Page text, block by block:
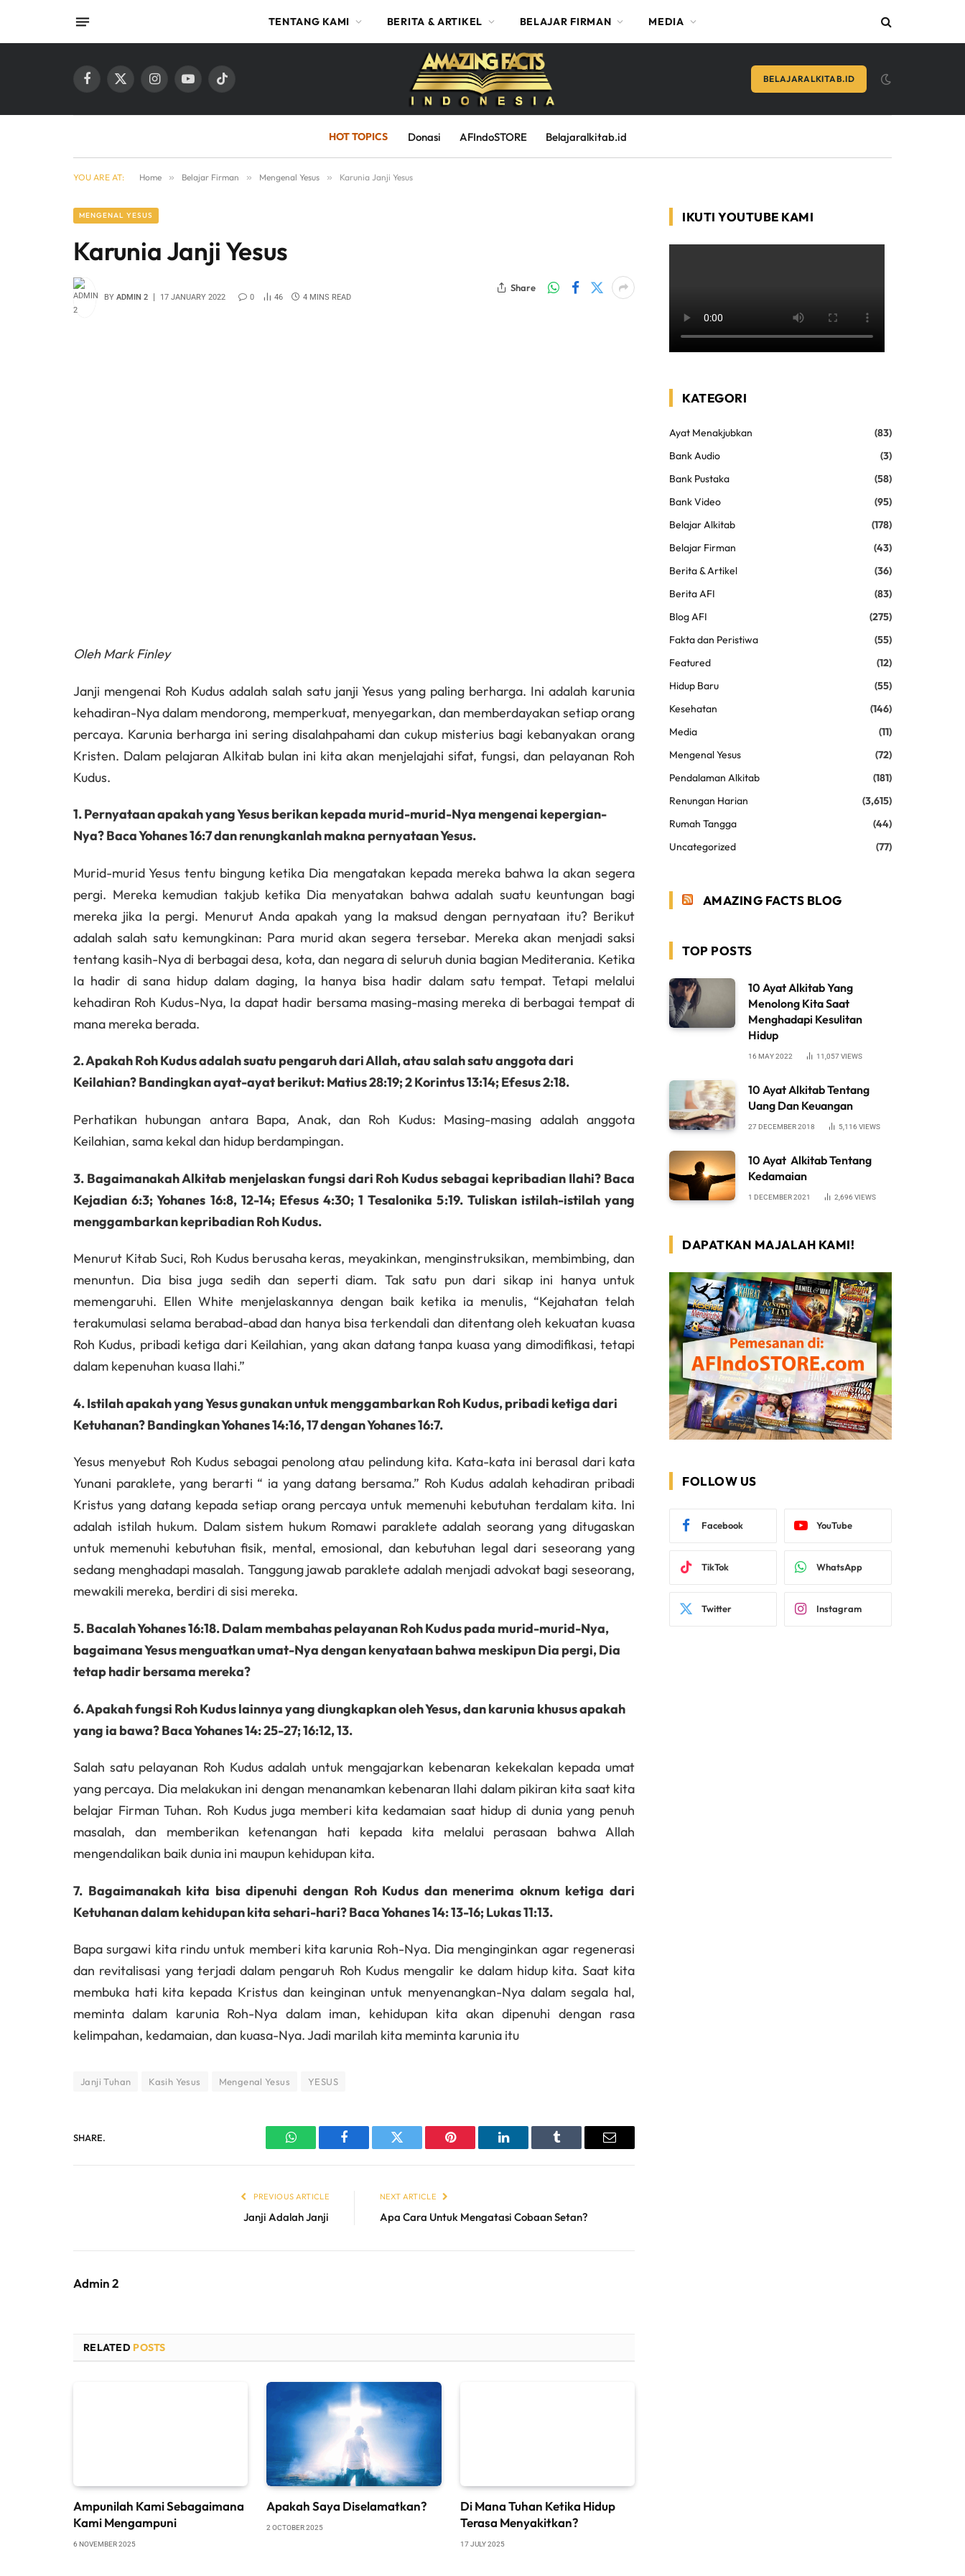
TENTANG KAMI BERITA & ARTIKEL BELAJAR FIRMAN MEDIA
Facebook
X
InstagramYouTubeTikTok BELAJARALKITAB.ID
HOT TOPICS Donasi AFIndoSTORE Belajaralkitab.id
YOU ARE AT: Home » Belajar Firman » Mengenal Yesus » Karunia Janji Yesus
MENGENAL YESUS
Karunia Janji Yesus
BY ADMIN 2 17 JANUARY 2022 0 46 4 MINS READ
Share
Oleh Mark Finley
Janji mengenai Roh Kudus adalah salah satu janji Yesus yang paling berharga. Ini adalah karunia
kehadiran-Nya dalam mendorong, memperkuat, menyegarkan, dan memberdayakan setiap orang
percaya. Karunia berharga ini sering disalahpahami dan cukup misterius bagi kebanyakan orang
Kristen. Dalam pelajaran Alkitab bulan ini kita akan menjelajahi sifat, fungsi, dan pelayanan Roh
Kudus.
1. Pernyataan apakah yang Yesus berikan kepada murid-murid-Nya mengenai kepergian-
Nya? Baca Yohanes 16:7 dan renungkanlah makna pernyataan Yesus.
Murid-murid Yesus tentu bingung ketika Dia mengatakan kepada mereka bahwa Ia akan segera
pergi. Mereka kemudian takjub ketika Dia menyatakan bahwa adalah suatu keuntungan bagi
mereka jika Ia pergi. Menurut Anda apakah yang Ia maksud dengan pernyataan itu? Berikut
adalah salah satu kemungkinan: Para murid akan segera tersebar. Mereka akan menjadi saksi
tentang kasih-Nya di berbagai desa, kota, dan negara di seluruh dunia bagian Mediterania. Ketika
Ia hadir di sana hidup dalam daging, Ia hanya bisa hadir dalam satu tempat. Tetapi melalui
kehadiran Roh Kudus-Nya, Ia dapat hadir bersama masing-masing mereka di berbagai tempat di
mana mereka berada.
2. Apakah Roh Kudus adalah suatu pengaruh dari Allah, atau salah satu anggota dari
Keilahian? Bandingkan ayat-ayat berikut: Matius 28:19; 2 Korintus 13:14; Efesus 2:18.
Perhatikan hubungan antara Bapa, Anak, dan Roh Kudus: Masing-masing adalah anggota
Keilahian, sama kekal dan hidup berdampingan.
3. Bagaimanakah Alkitab menjelaskan fungsi dari Roh Kudus sebagai kepribadian Ilahi? Baca
Kejadian 6:3; Yohanes 16:8, 12-14; Efesus 4:30; 1 Tesalonika 5:19. Tuliskan istilah-istilah yang
menggambarkan kepribadian Roh Kudus.
Menurut Kitab Suci, Roh Kudus berusaha keras, meyakinkan, menginstruksikan, membimbing, dan
menuntun. Dia bisa juga sedih dan seperti diam. Tak satu pun dari sikap ini hanya untuk
memengaruhi. Ellen White menjelaskannya dengan baik ketika ia menulis, “Kejahatan telah
terakumulasi selama berabad-abad dan hanya bisa terkendali dan ditentang oleh kekuatan kuasa
Roh Kudus, pribadi ketiga dari Keilahian, yang akan datang tanpa kuasa yang dimodifikasi, tetapi
dalam kepenuhan kuasa Ilahi.”
4. Istilah apakah yang Yesus gunakan untuk menggambarkan Roh Kudus, pribadi ketiga dari
Ketuhanan? Bandingkan Yohanes 14:16, 17 dengan Yohanes 16:7.
Yesus menyebut Roh Kudus sebagai penolong atau pelindung kita. Kata-kata ini berasal dari kata
Yunani paraklete, yang berarti “ ia yang datang bersama.” Roh Kudus adalah kehadiran pribadi
Kristus yang datang kepada setiap orang percaya untuk memenuhi kebutuhan terdalam kita. Ini
adalah istilah hukum. Dalam sistem hukum Romawi paraklete adalah seorang yang ditugaskan
untuk memenuhi kebutuhan fisik, mental, emosional, dan kebutuhan legal dari seseorang yang
sedang menghadapi masalah. Tanggung jawab paraklete adalah menjadi advokat bagi seseorang,
mewakili mereka, berdiri di sisi mereka.
5. Bacalah Yohanes 16:18. Dalam membahas pelayanan Roh Kudus pada murid-murid-Nya,
bagaimana Yesus menguatkan umat-Nya dengan kenyataan bahwa meskipun Dia pergi, Dia
tetap hadir bersama mereka?
6. Apakah fungsi Roh Kudus lainnya yang diungkapkan oleh Yesus, dan karunia khusus apakah
yang ia bawa? Baca Yohanes 14: 25-27; 16:12, 13.
Salah satu pelayanan Roh Kudus adalah untuk mengajarkan kebenaran kekekalan kepada umat
yang percaya. Dia melakukan ini dengan menanamkan kebenaran Ilahi dalam pikiran kita saat kita
belajar Firman Tuhan. Roh Kudus juga memberi kita kedamaian saat hidup di dunia yang penuh
masalah, dan memberikan ketenangan hati kepada kita melalui perasaan bahwa Allah
mengendalikan baik dunia ini maupun kehidupan kita.
7. Bagaimanakah kita bisa dipenuhi dengan Roh Kudus dan menerima oknum ketiga dari
Ketuhanan dalam kehidupan kita sehari-hari? Baca Yohanes 14: 13-16; Lukas 11:13.
Bapa surgawi kita rindu untuk memberi kita karunia Roh-Nya. Dia menginginkan agar regenerasi
dan revitalisasi yang terjadi dalam pengaruh Roh Kudus mengalir ke dalam hidup kita. Saat kita
membuka hati kita kepada Kristus dan keinginan untuk menyenangkan-Nya dalam segala hal,
meminta dalam karunia Roh-Nya dalam iman, kehidupan kita akan dipenuhi dengan rasa
kelimpahan, kedamaian, dan kuasa-Nya. Jadi marilah kita meminta karunia itu
Janji Tuhan Kasih Yesus Mengenal Yesus YESUS
SHARE.
WhatsAppFacebook Twitter Pinterest LinkedIn Tumblr Email
PREVIOUS ARTICLE
Janji Adalah Janji
NEXT ARTICLE
Apa Cara Untuk Mengatasi Cobaan Setan?
Admin 2
RELATED POSTS
Ampunilah Kami Sebagaimana
Kami Mengampuni
6 NOVEMBER 2025
Apakah Saya Diselamatkan?
2 OCTOBER 2025
Di Mana Tuhan Ketika Hidup
Terasa Menyakitkan?
17 JULY 2025
IKUTI YOUTUBE KAMI
KATEGORI
Ayat Menakjubkan
(83)
Bank Audio
(3)
Bank Pustaka
(58)
Bank Video
(95)
Belajar Alkitab
(178)
Belajar Firman
(43)
Berita & Artikel
(36)
Berita AFI
(83)
Blog AFI
(275)
Fakta dan Peristiwa
(55)
Featured
(12)
Hidup Baru
(55)
Kesehatan
(146)
Media
(11)
Mengenal Yesus
(72)
Pendalaman Alkitab
(181)
Renungan Harian
(3,615)
Rumah Tangga
(44)
Uncategorized
(77)
AMAZING FACTS BLOG
TOP POSTS
10 Ayat Alkitab Yang
Menolong Kita Saat
Menghadapi Kesulitan
Hidup
16 MAY 2022 11,057 VIEWS
10 Ayat Alkitab Tentang
Uang Dan Keuangan
27 DECEMBER 2018 5,116 VIEWS
10 Ayat Alkitab Tentang
Kedamaian
1 DECEMBER 2021 2,696 VIEWS
DAPATKAN MAJALAH KAMI!
FOLLOW US
Facebook YouTube
TikTok WhatsApp
Twitter Instagram